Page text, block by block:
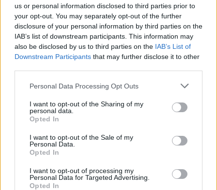
us or personal information disclosed to third parties prior to
your opt-out. You may separately opt-out of the further
disclosure of your personal information by third parties on the
IAB’s list of downstream participants. This information may
also be disclosed by us to third parties on the IAB’s List of
Downstream Participants that may further disclose it to other
Please note that this website/app uses one or more Google
not limited to your visit or usage behaviour. You may click to
grant or deny consent to Google and its third-party tags to
use your data for below specified purposes in below Google
consent section.
Personal Data Processing Opt Outs
I want to opt-out of the Sharing of my
personal data.
Opted In
I want to opt-out of the Sale of my
Personal Data.
Opted In
I want to opt-out of processing my
Personal Data for Targeted Advertising.
Opted In
A zsiráf felemelt egy magyar
fontot...
hírbehozó 2010. március 11.
finom és funkcionális mesterségnek gondolom.
Nemcsak szépet, de olvashatót is kell alkotni, ami
ráadásul tetszőleges karakterkombinációban és
méretben optimálisan néz ki. Az…
Újabb Facebook ráncfelvarrás: a first
hírbehozó•2010. február 06.